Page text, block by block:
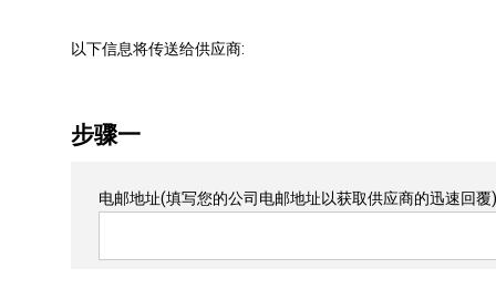
以下信息将传送给供应商:
步骤一
电邮地址(填写您的公司电邮地址以获取供应商的迅速回覆)